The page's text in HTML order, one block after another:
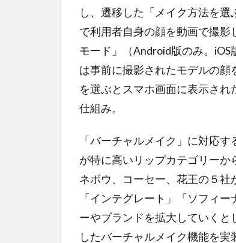
し、遷移した「メイク方法を選
で利用者自身の顔を動画で撮
モード」（Android版のみ。
は事前に撮影されたモデルの顔
を選ぶとスマホ画面に表示さ
仕組み。
「バーチャルメイク」に対応
が特に高いリップカテゴリー
ネボウ、コーセー、花王の５社
「インテグレート」「ソフィ
ーやブランドを拡大していくと
したバーチャルメイク機能を